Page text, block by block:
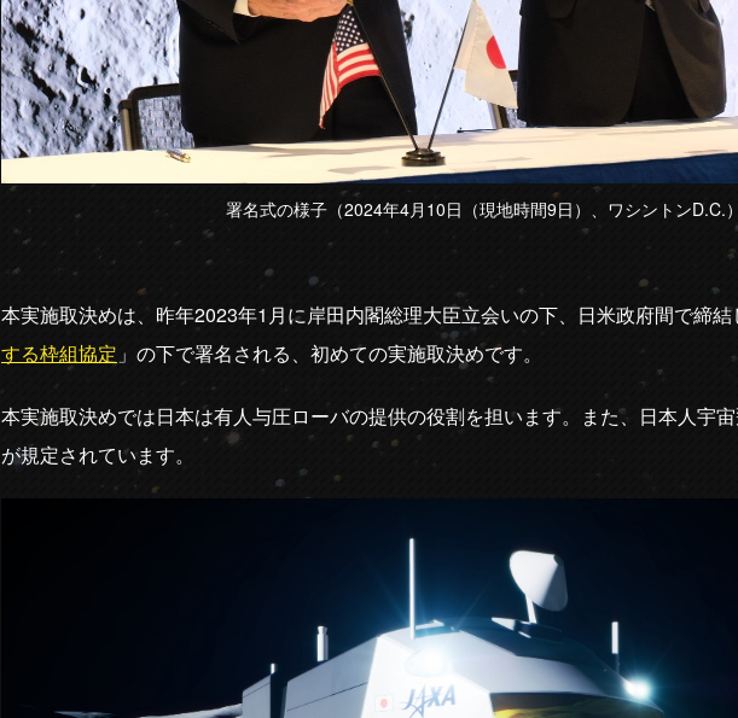
署名式の様子（2024年4月10日（現地時間9日）、ワシントンD.C.）
本実施取決めは、昨年2023年1月に岸田内閣総理大臣立会いの下、日米政府間で締結
する枠組協定 」の下で署名される、初めての実施取決めです。
本実施取決めでは日本は有人与圧ローバの提供の役割を担います。また、日本人宇
が規定されています。